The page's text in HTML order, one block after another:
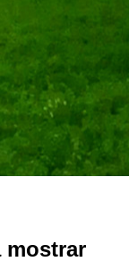
mostrar